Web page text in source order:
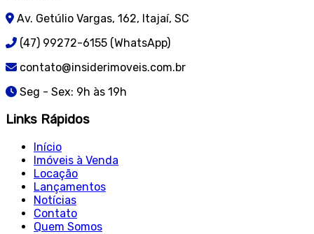
Av. Getúlio Vargas, 162, Itajaí, SC
(47) 99272-6155 (WhatsApp)
contato@insiderimoveis.com.br
Seg - Sex: 9h às 19h
Links Rápidos
Início
Imóveis à Venda
Locação
Lançamentos
Notícias
Contato
Quem Somos